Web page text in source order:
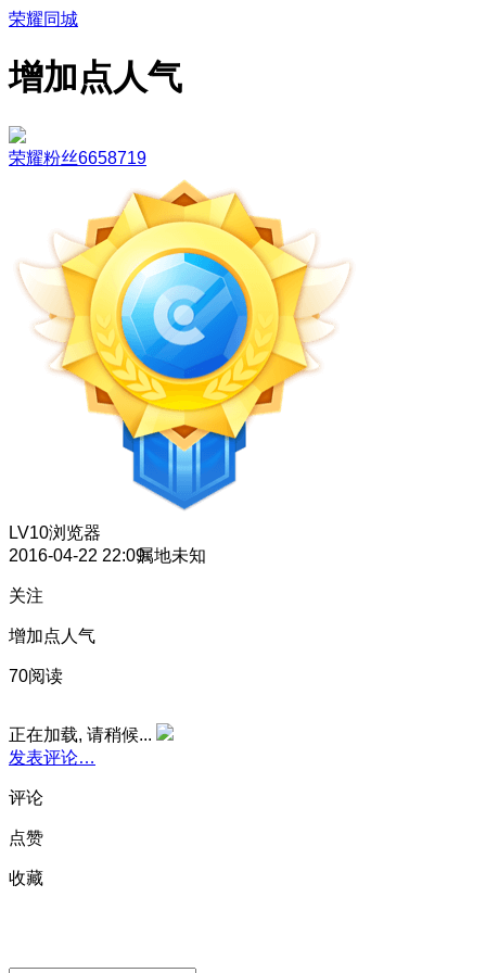
荣耀同城
增加点人气
荣耀粉丝6658719
LV10浏览器
2016-04-22 22:09属地未知
关注
增加点人气
70阅读
正在加载, 请稍候...
发表评论…
评论
点赞
收藏